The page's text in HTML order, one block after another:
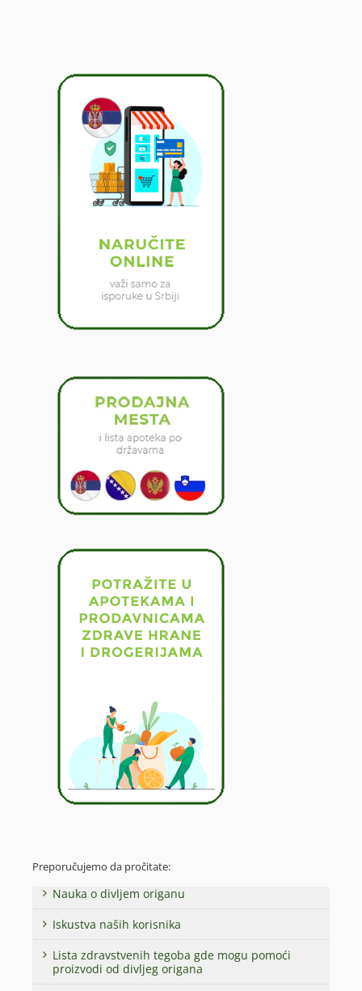
Preporučujemo da pročitate:
Nauka o divljem origanu
Iskustva naših korisnika
Lista zdravstvenih tegoba gde mogu pomoći
proizvodi od divljeg origana